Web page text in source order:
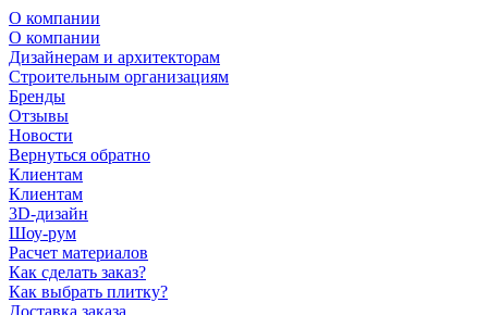
О компании
О компании
Дизайнерам и архитекторам
Строительным организациям
Бренды
Отзывы
Новости
Вернуться обратно
Клиентам
Клиентам
3D-дизайн
Шоу-рум
Расчет материалов
Как сделать заказ?
Как выбрать плитку?
Доставка заказа